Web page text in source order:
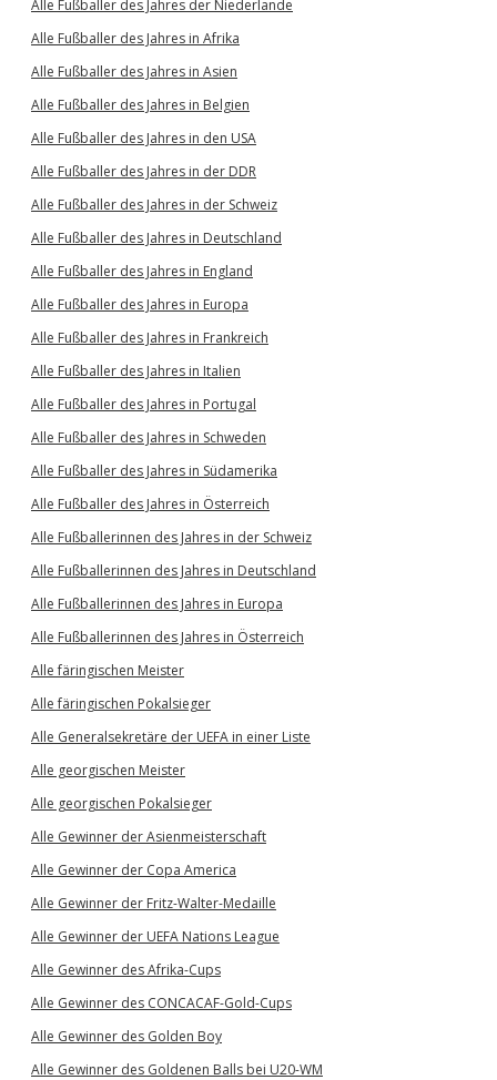
Alle Fußballer des Jahres der Niederlande
Alle Fußballer des Jahres in Afrika
Alle Fußballer des Jahres in Asien
Alle Fußballer des Jahres in Belgien
Alle Fußballer des Jahres in den USA
Alle Fußballer des Jahres in der DDR
Alle Fußballer des Jahres in der Schweiz
Alle Fußballer des Jahres in Deutschland
Alle Fußballer des Jahres in England
Alle Fußballer des Jahres in Europa
Alle Fußballer des Jahres in Frankreich
Alle Fußballer des Jahres in Italien
Alle Fußballer des Jahres in Portugal
Alle Fußballer des Jahres in Schweden
Alle Fußballer des Jahres in Südamerika
Alle Fußballer des Jahres in Österreich
Alle Fußballerinnen des Jahres in der Schweiz
Alle Fußballerinnen des Jahres in Deutschland
Alle Fußballerinnen des Jahres in Europa
Alle Fußballerinnen des Jahres in Österreich
Alle färingischen Meister
Alle färingischen Pokalsieger
Alle Generalsekretäre der UEFA in einer Liste
Alle georgischen Meister
Alle georgischen Pokalsieger
Alle Gewinner der Asienmeisterschaft
Alle Gewinner der Copa America
Alle Gewinner der Fritz-Walter-Medaille
Alle Gewinner der UEFA Nations League
Alle Gewinner des Afrika-Cups
Alle Gewinner des CONCACAF-Gold-Cups
Alle Gewinner des Golden Boy
Alle Gewinner des Goldenen Balls bei U20-WM